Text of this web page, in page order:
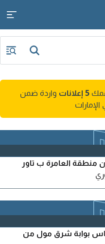
5 إعلانات
واردة ضمن
منطقة العامرة ب تاور
بوابة شرق مول من